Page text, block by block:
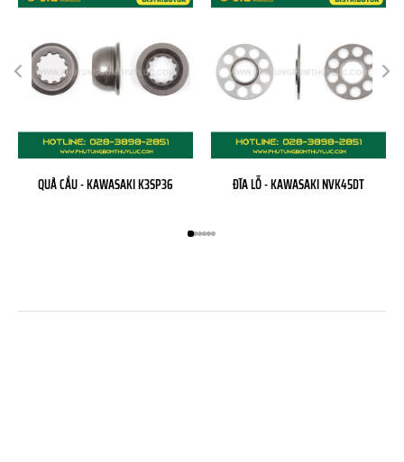
QUẢ CẦU - KAWASAKI K3SP36 ĐĨA LỖ - KAWASAKI NVK45DT